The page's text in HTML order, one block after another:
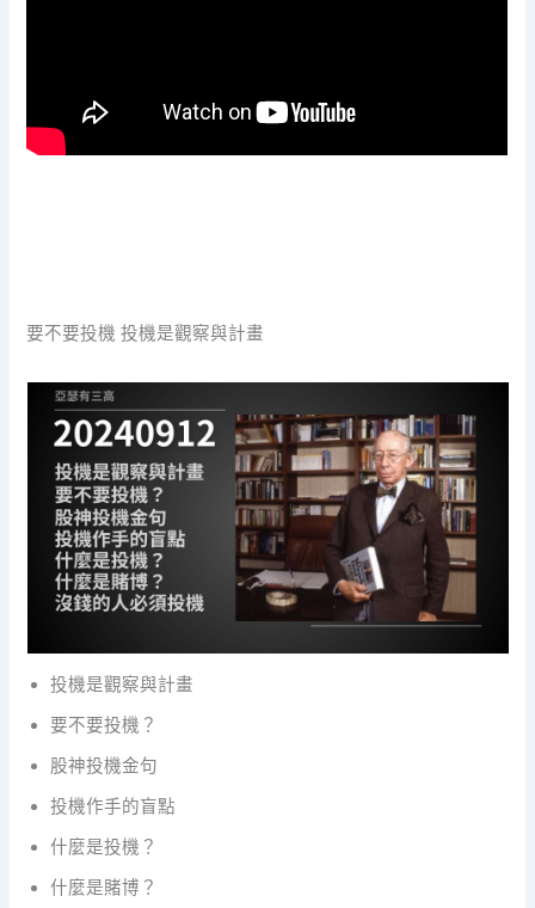
要不要投機 投機是觀察與計畫
投機是觀察與計畫
要不要投機？
股神投機金句
投機作手的盲點
什麼是投機？
什麼是賭博？